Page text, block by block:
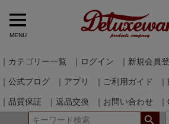
MENU
｜カテゴリー一覧 ｜ログイン ｜新規会員
｜公式ブログ ｜アプリ ｜ご利用ガイド
｜品質保証 ｜返品交換 ｜お問い合わせ